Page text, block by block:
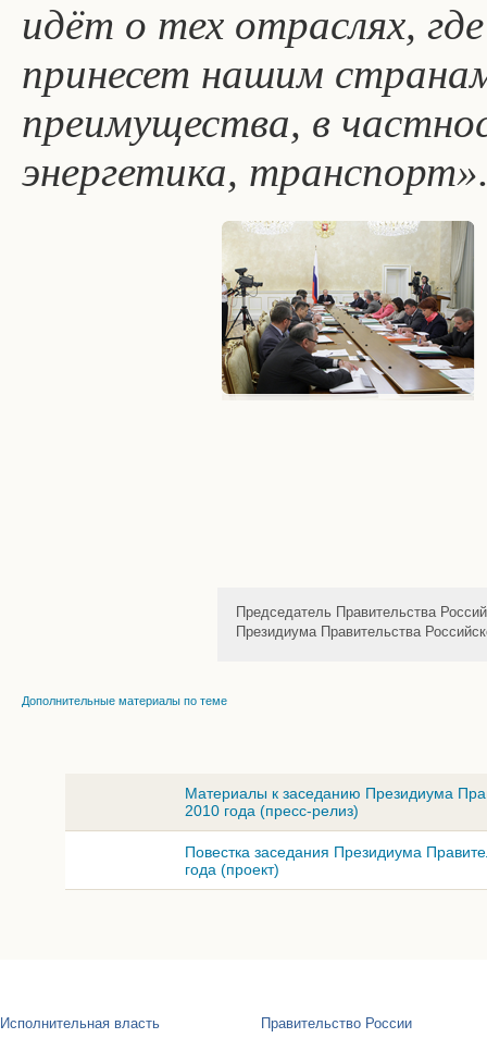
идёт о тех отраслях,
принесет нашим
преимущества, в
энергетика,
Председатель Правительства
Президиума Правительства
Дополнительные материалы по теме
Материалы к заседанию Президиума
2010 года (пресс-релиз)
Повестка заседания Президиума
года (проект)
Исполнительная власть Правительство России